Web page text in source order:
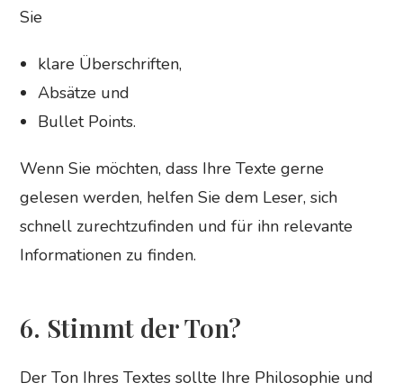
Sie
klare Überschriften,
Absätze und
Bullet Points.
Wenn Sie möchten, dass Ihre Texte gerne
gelesen werden, helfen Sie dem Leser, sich
schnell zurechtzufinden und für ihn relevante
Informationen zu finden.
6. Stimmt der Ton?
Der Ton Ihres Textes sollte Ihre Philosophie und